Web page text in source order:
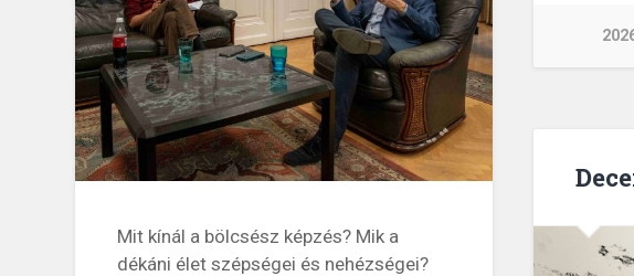
Mit kínál a bölcsész képzés? Mik a
dékáni élet szépségei és nehézségei?